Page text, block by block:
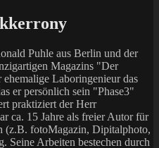
Puhle aus Berlin und der
Magazins "Der
Laboringenieur das
er persönlich sein "Phase3"
praktiziert der Herr
ca. 15 Jahre als freier Autor für
(z.B. fotoMagazin, Dipitalphoto,
Seine Arbeiten bestechen durch